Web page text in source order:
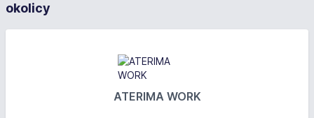
okolicy
ATERIMA WORK